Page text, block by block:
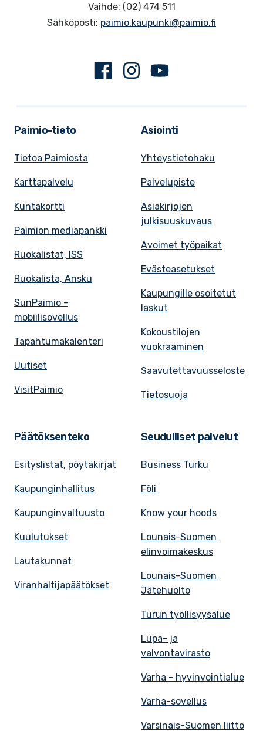
Vaihde: (02) 474 511
Sähköposti: paimio.kaupunki@paimio.fi
FacebookInstagram
Paimio-tieto
Tietoa Paimiosta
Karttapalvelu
Kuntakortti
Paimion mediapankki
Ruokalistat, ISS
Ruokalista, Ansku
SunPaimio -
mobiilisovellus
Tapahtumakalenteri
Uutiset
VisitPaimio
Asiointi
Yhteystietohaku
Palvelupiste
Asiakirjojen
julkisuuskuvaus
Avoimet työpaikat
Evästeasetukset
Kaupungille osoitetut
laskut
Kokoustilojen
vuokraaminen
Saavutettavuusseloste
Tietosuoja
Päätöksenteko
Esityslistat, pöytäkirjat
Kaupunginhallitus
Kaupunginvaltuusto
Kuulutukset
Lautakunnat
Viranhaltijapäätökset
Seudulliset palvelut
Business Turku
Föli
Know your hoods
Lounais-Suomen
elinvoimakeskus
Lounais-Suomen
Jätehuolto
Turun työllisyysalue
Lupa- ja
valvontavirasto
Varha - hyvinvointialue
Varha-sovellus
Varsinais-Suomen liitto